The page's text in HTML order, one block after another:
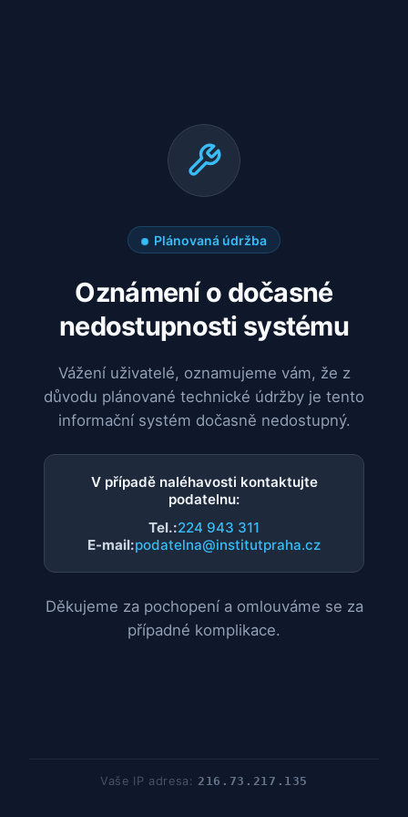
Plánovaná údržba
Oznámení o dočasné
nedostupnosti systému
Vážení uživatelé, oznamujeme vám, že z
důvodu plánované technické údržby je tento
informační systém dočasně nedostupný.
V případě naléhavosti kontaktujte
podatelnu:
Tel.:224 943 311
E-mail:podatelna@institutpraha.cz
Děkujeme za pochopení a omlouváme se za
případné komplikace.
Vaše IP adresa:216.73.217.135